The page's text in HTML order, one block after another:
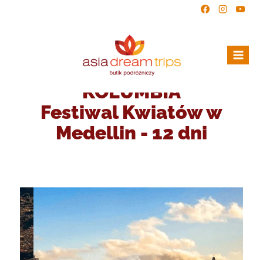
KOLUMBIA
Festiwal Kwiatów w
Medellin - 12 dni